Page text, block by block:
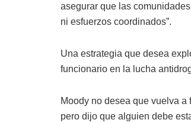
asegurar que las
ni esfuerzos coordinados”.
Una estrategia que desea
funcionario en la lucha
Moody no desea que vuelva a
pero dijo que alguien debe